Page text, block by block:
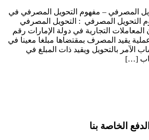
المصرفي – مفهوم التحويل المصرفي في
التحويل المصرفي : التحويل المصرفي
التجارية في دولة الإمارات رقم
م ، هو عملية يقيد المصرف بمقتضاها مبلغا معينا في
الآمر بالتحويل ويقيد ذات المبلغ في
[…]
الخاصة بنا